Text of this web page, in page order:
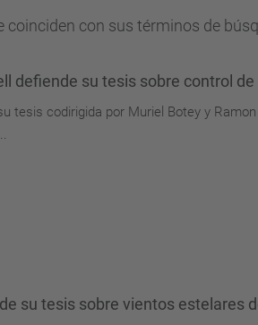
coinciden con sus términos de
defiende su tesis sobre control de
tesis codirigida por Muriel Botey y
su tesis sobre vientos estelares